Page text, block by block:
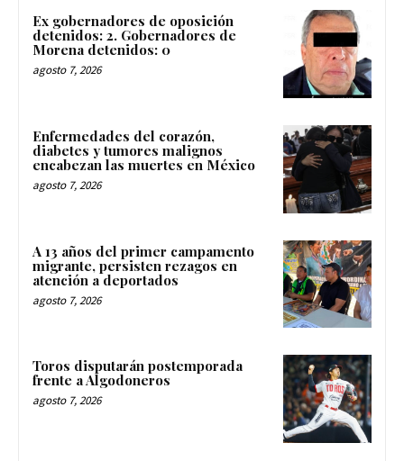
Ex gobernadores de oposición
detenidos: 2. Gobernadores de
Morena detenidos: 0
agosto 7, 2026
Enfermedades del corazón,
diabetes y tumores malignos
encabezan las muertes en México
agosto 7, 2026
A 13 años del primer campamento
migrante, persisten rezagos en
atención a deportados
agosto 7, 2026
Toros disputarán postemporada
frente a Algodoneros
agosto 7, 2026